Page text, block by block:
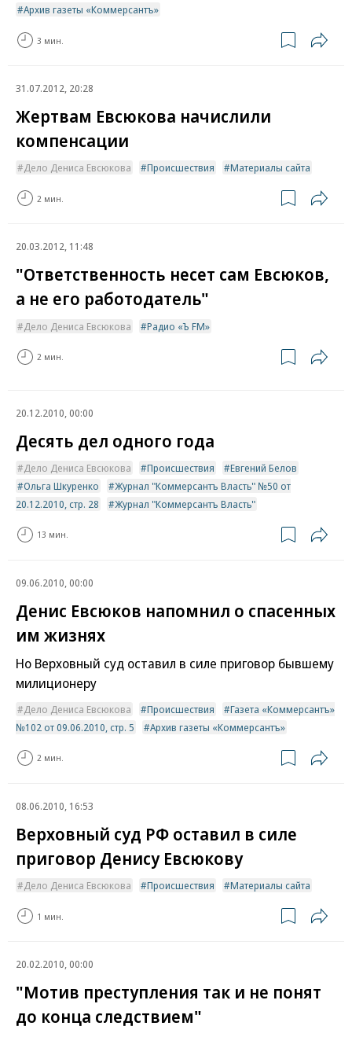
Архив газеты «Коммерсантъ»
3 мин.
31.07.2012, 20:28
Жертвам Евсюкова начислили
компенсации
Дело Дениса Евсюкова Происшествия Материалы сайта
2 мин.
20.03.2012, 11:48
"Ответственность несет сам Евсюков,
а не его работодатель"
Дело Дениса Евсюкова Радио «Ъ FM»
2 мин.
20.12.2010, 00:00
Десять дел одного года
Дело Дениса Евсюкова Происшествия
Евгений Белов
Ольга Шкуренко
Журнал "Коммерсантъ Власть" №50 от
20.12.2010, стр. 28
Журнал "Коммерсантъ Власть"
13 мин.
09.06.2010, 00:00
Денис Евсюков напомнил о спасенных
им жизнях
Но Верховный суд оставил в силе приговор бывшему
милиционеру
Дело Дениса Евсюкова Происшествия
Газета «Коммерсантъ»
№102 от 09.06.2010, стр. 5
Архив газеты «Коммерсантъ»
2 мин.
08.06.2010, 16:53
Верховный суд РФ оставил в силе
приговор Денису Евсюкову
Дело Дениса Евсюкова Происшествия Материалы сайта
1 мин.
20.02.2010, 00:00
"Мотив преступления так и не понят
до конца следствием"